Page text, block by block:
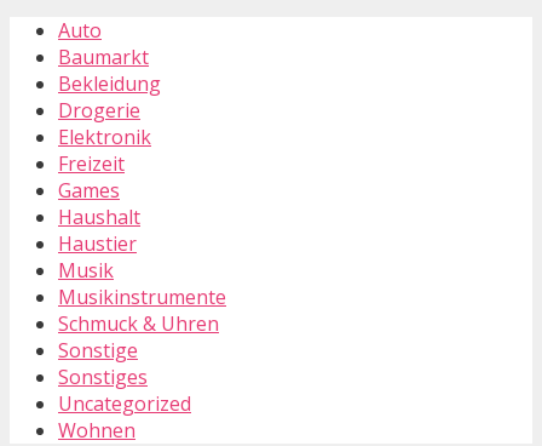
Auto
Baumarkt
Bekleidung
Drogerie
Elektronik
Freizeit
Games
Haushalt
Haustier
Musik
Musikinstrumente
Schmuck & Uhren
Sonstige
Sonstiges
Uncategorized
Wohnen